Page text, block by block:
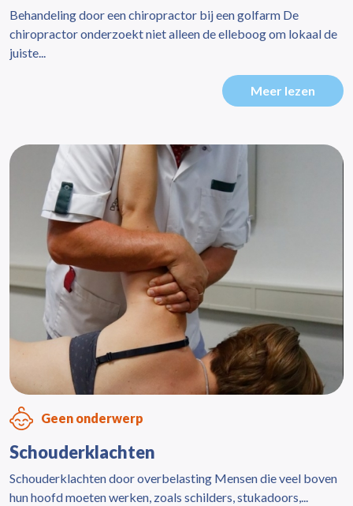
Behandeling door een chiropractor bij een golfarm De
chiropractor onderzoekt niet alleen de elleboog om lokaal de
juiste...
Meer lezen
Geen onderwerp
Schouderklachten
Schouderklachten door overbelasting Mensen die veel boven
hun hoofd moeten werken, zoals schilders, stukadoors,...